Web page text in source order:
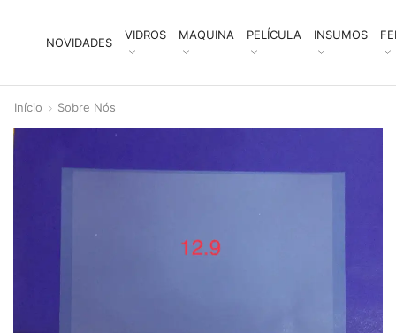
NOVIDADES
VIDROS MAQUINA PELÍCULA INSUMOS
Início Sobre Nós